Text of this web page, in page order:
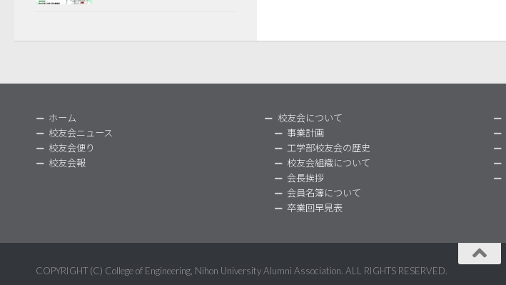
ホーム
校友会ニュース
校友会便り
校友会報
校友会について
事業計画
工学部校友会の歴史
校友会組織について
会長挨拶
会員名簿について
卒業回早見表
COPYRIGHT (C) College of Engineering, Nihon University Alumni Association. ALL RIGHTS RESERVED.